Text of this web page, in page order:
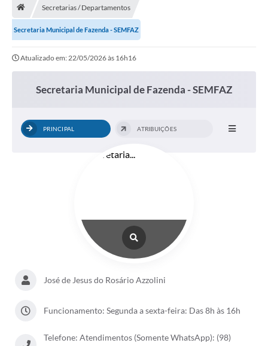
Secretarias / Departamentos
Secretaria Municipal de Fazenda - SEMFAZ
Atualizado em: 22/05/2026 às 16h16
Secretaria Municipal de Fazenda - SEMFAZ
PRINCIPAL ATRIBUIÇÕES
José de Jesus do Rosário Azzolini
Funcionamento: Segunda a sexta-feira: Das 8h às 16h
Telefone: Atendimentos (Somente WhatsApp): (98)